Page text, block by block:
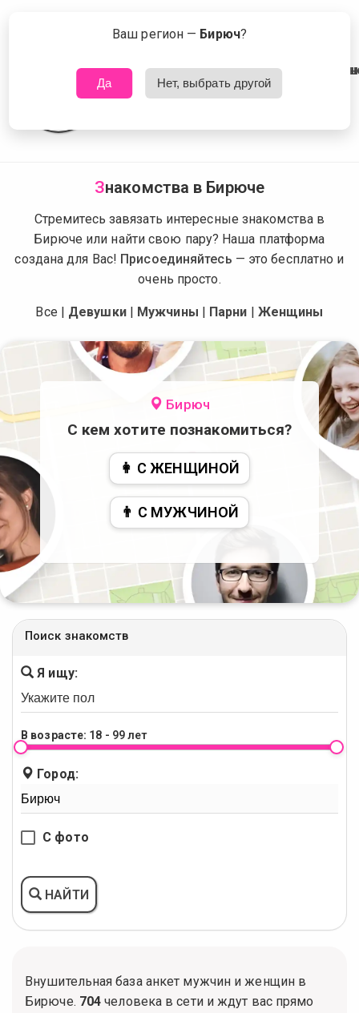
Сейчас знакомятся в Бирюче Что это?
Знакомства в Бирюче
Стремитесь завязать интересные знакомства в
Бирюче или найти свою пару? Наша платформа
создана для Вас! Присоединяйтесь — это бесплатно и
очень просто.
Все | Девушки| Мужчины | Парни | Женщины
Бирюч
С кем хотите познакомиться?
👩 С ЖЕНЩИНОЙ
👨 С МУЖЧИНОЙ
Поиск знакомств
Я ищу:
В возрасте: 18 - 99 лет
Город:
С фото
НАЙТИ
Внушительная база анкет мужчин и женщин в
Бирюче. 704 человека в сети и ждут вас прямо
Ваш регион — Бирюч?
Да Нет, выбрать другой